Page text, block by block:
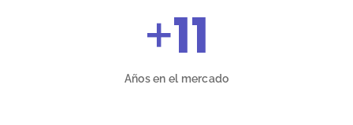
+11
Años en el mercado